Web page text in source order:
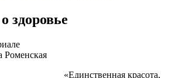
здоровье
Роменская
«Единственная красота,